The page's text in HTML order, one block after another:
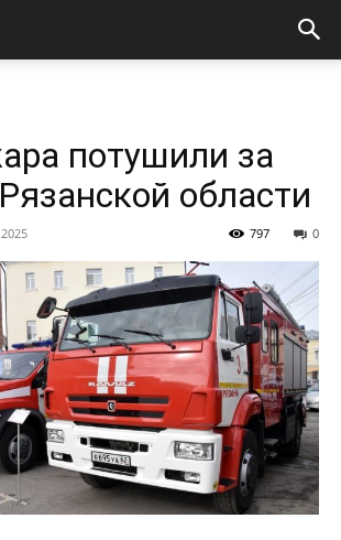
потушили за
области
0
797